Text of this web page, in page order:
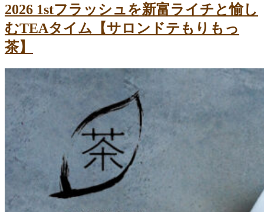
者
日:
ゴ
リ
ー
2026 1stフラッシュを新富ライチと愉し
むTEAタイム【サロンドテもりもっ
茶】